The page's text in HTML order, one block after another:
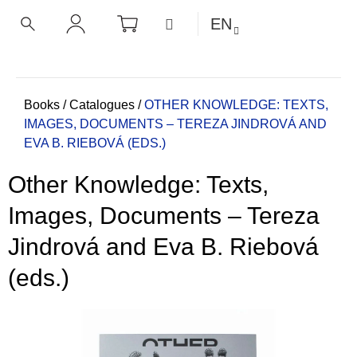
SHOPPING
CART MENUEN
Home
Books / Catalogues / OTHER KNOWLEDGE: TEXTS,
IMAGES, DOCUMENTS – TEREZA JINDROVÁ AND
EVA B. RIEBOVÁ (EDS.)
Other Knowledge: Texts,
Images, Documents – Tereza
Jindrová and Eva B. Riebová
(eds.)
BACK
BACK
h
a
r
e
y
o
u